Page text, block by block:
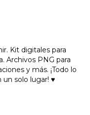
Kit digitales para
Archivos PNG para
y más. ¡Todo lo
solo lugar! ♥